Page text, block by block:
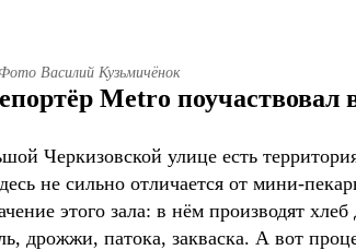
Василий Кузьмичёнок
Metro поучаствовал
Черкизовской улице есть
не сильно отличается от мини-
этого зала: в нём производят хлеб
дрожжи, патока, закваска. А вот